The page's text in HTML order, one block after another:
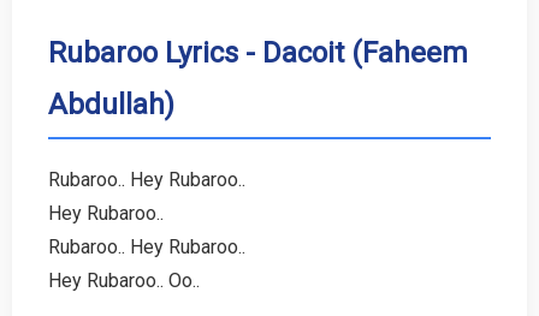
Rubaroo Lyrics - Dacoit (Faheem
Abdullah)
Rubaroo.. Hey Rubaroo..
Hey Rubaroo..
Rubaroo.. Hey Rubaroo..
Hey Rubaroo.. Oo..